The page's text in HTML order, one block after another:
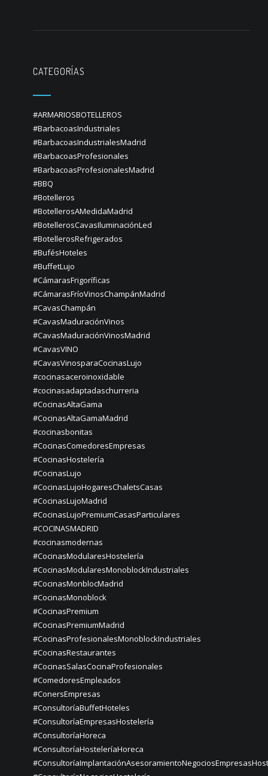
CATEGORÍAS
#ARMARIOSBOTELLEROS
#BarbacoasIndustriales
#BarbacoasIndustrialesMadrid
#BarbacoasProfesionales
#BarbacoasProfesionalesMadrid
#BBQ
#Botelleros
#BotellerosAMedidaMadrid
#BotellerosCavasIluminaciónLed
#BotellerosRefrigerados
#BufésHoteles
#BuffetLujo
#CámarasFrigoríficas
#CámarasFríoVinosChampánMadrid
#CavasChampán
#CavasMaduraciónVinos
#CavasMaduraciónVinosMadrid
#CavasVINO
#CavasVinosparaCocinasLujo
#cocinasaceroinoxidable
#cocinasadaptadaschurreria
#CocinasAltaGama
#CocinasAltaGamaMadrid
#cocinasbonitas
#CocinasComedoresEmpresas
#CocinasHostelería
#CocinasLujo
#CocinasLujoHogaresChaletsCasas
#CocinasLujoMadrid
#CocinasLujoPremiumCasasParticulares
#COCINASMADRID
#cocinasmodernas
#CocinasModularesHostelería
#CocinasModularesMonoblockIndustriales
#CocinasMonblocMadrid
#CocinasMonoblock
#CocinasPremium
#CocinasPremiumMadrid
#CocinasProfesionalesMonoblockIndustriales
#CocinasRestaurantes
#CocinasSalasCocinaProfesionales
#ComedoresEmpleados
#ConersEmpresas
#ConsultoríaBuffetHoteles
#ConsultoríaEmpresasHostelería
#ConsultoríaHoreca
#ConsultoríaHosteleríaHoreca